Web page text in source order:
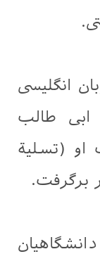
انگلیسی
ابی طالب
او (تسلية
برگرفت.